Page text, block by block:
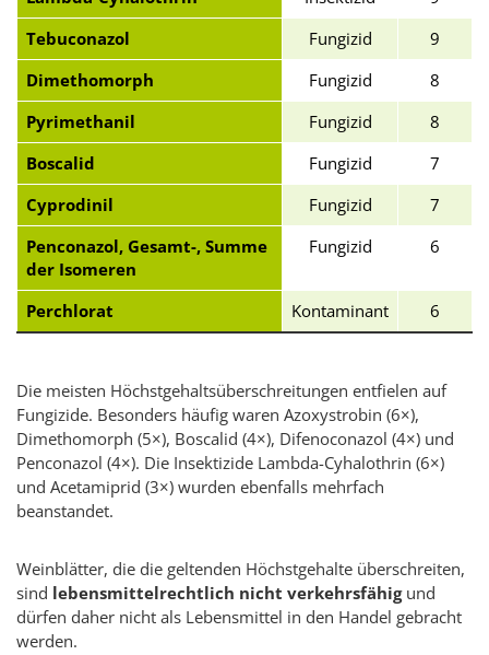
Tebuconazol
Fungizid
9
Dimethomorph
Fungizid
8
Pyrimethanil
Fungizid
8
Boscalid
Fungizid
7
Cyprodinil
Fungizid
7
Penconazol, Gesamt-, Summe
der Isomeren
Fungizid 6
Perchlorat Kontaminant 6
Die meisten Höchstgehaltsüberschreitungen entfielen auf
Fungizide. Besonders häufig waren Azoxystrobin (6×),
Dimethomorph (5×), Boscalid (4×), Difenoconazol (4×) und
Penconazol (4×). Die Insektizide Lambda-Cyhalothrin (6×)
und Acetamiprid (3×) wurden ebenfalls mehrfach
beanstandet.
Weinblätter, die die geltenden Höchstgehalte überschreiten,
sind lebensmittelrechtlich nicht verkehrsfähigund
dürfen daher nicht als Lebensmittel in den Handel gebracht
werden.